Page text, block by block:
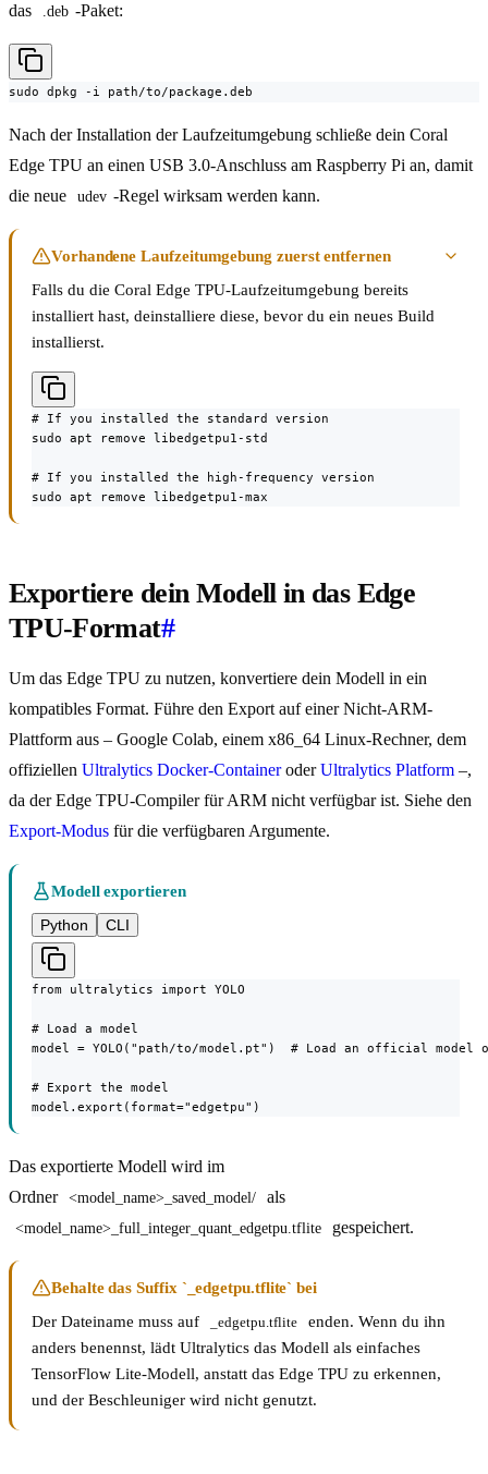
das
.deb -Paket:
sudo dpkg -i path/to/package.deb
Nach der Installation der Laufzeitumgebung schließe dein Coral
Edge TPU an einen USB 3.0-Anschluss am Raspberry Pi an, damit
die neue
udev -Regel wirksam werden kann.
Vorhandene Laufzeitumgebung zuerst entfernen
Falls du die Coral Edge TPU-Laufzeitumgebung bereits
installiert hast, deinstalliere diese, bevor du ein neues Build
installierst.
# If you installed the standard version
sudo apt remove libedgetpu1-std
# If you installed the high-frequency version
sudo apt remove libedgetpu1-max
Exportiere dein Modell in das Edge
TPU-Format#
Um das Edge TPU zu nutzen, konvertiere dein Modell in ein
kompatibles Format. Führe den Export auf einer Nicht-ARM-
Plattform aus – Google Colab, einem x86_64 Linux-Rechner, dem
offiziellen Ultralytics Docker-ContaineroderUltralytics Platform –,
da der Edge TPU-Compiler für ARM nicht verfügbar ist. Siehe den
Export-Modus für die verfügbaren Argumente.
Modell exportieren
Python
CLI
from ultralytics import YOLO
# Load a model
model = YOLO("path/to/model.pt")  # Load an official model
# Export the model
model.export(format="edgetpu")
Das exportierte Modell wird im
Ordner <model_name>_saved_model/ als
<model_name>_full_integer_quant_edgetpu.tflite gespeichert.
Behalte das Suffix `_edgetpu.tflite` bei
Der Dateiname muss auf
_edgetpu.tflite
enden. Wenn du ihn
anders benennst, lädt Ultralytics das Modell als einfaches
TensorFlow Lite-Modell, anstatt das Edge TPU zu erkennen,
und der Beschleuniger wird nicht genutzt.